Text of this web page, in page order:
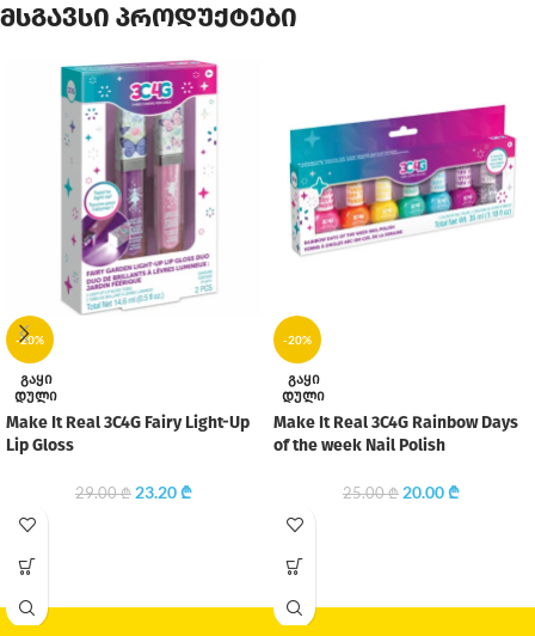
მსგავსი პროდუქტები
-20%
ᲒᲐᲧᲘ
ᲓᲣᲚᲘ
Make It Real 3C4G Fairy Light-Up
Lip Gloss
29.00₾ 23.20₾
-20%
ᲒᲐᲧᲘ
ᲓᲣᲚᲘ
Make It Real 3C4G Rainbow Days
of the week Nail Polish
25.00₾ 20.00₾